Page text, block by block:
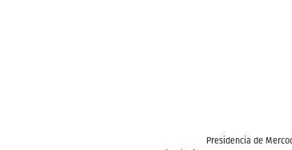
Presidencia de